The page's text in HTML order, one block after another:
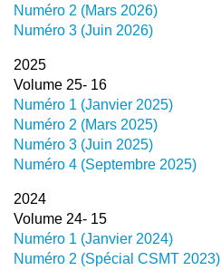
Numéro 2 (Mars 2026)
Numéro 3 (Juin 2026)
2025
Volume 25- 16
Numéro 1 (Janvier 2025)
Numéro 2 (Mars 2025)
Numéro 3 (Juin 2025)
Numéro 4 (Septembre 2025)
2024
Volume 24- 15
Numéro 1 (Janvier 2024)
Numéro 2 (Spécial CSMT 2023)